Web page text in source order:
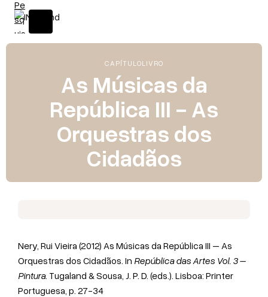
CAPÍTULOLIVRO
As Músicas da
República III - As
Orquestras dos
Cidadãos
Nery, Rui Vieira (2012) As Músicas da República III – As
Orquestras dos Cidadãos. In República das Artes Vol. 3 –
Pintura. Tugaland & Sousa, J. P. D. (eds.). Lisboa: Printer
Portuguesa, p. 27-34